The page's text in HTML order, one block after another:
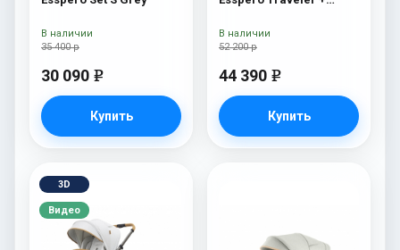
35 400 р
30 090 e
Купить
В наличии
52 200 р
44 390 e
Купить
В наличии
3D
Видео